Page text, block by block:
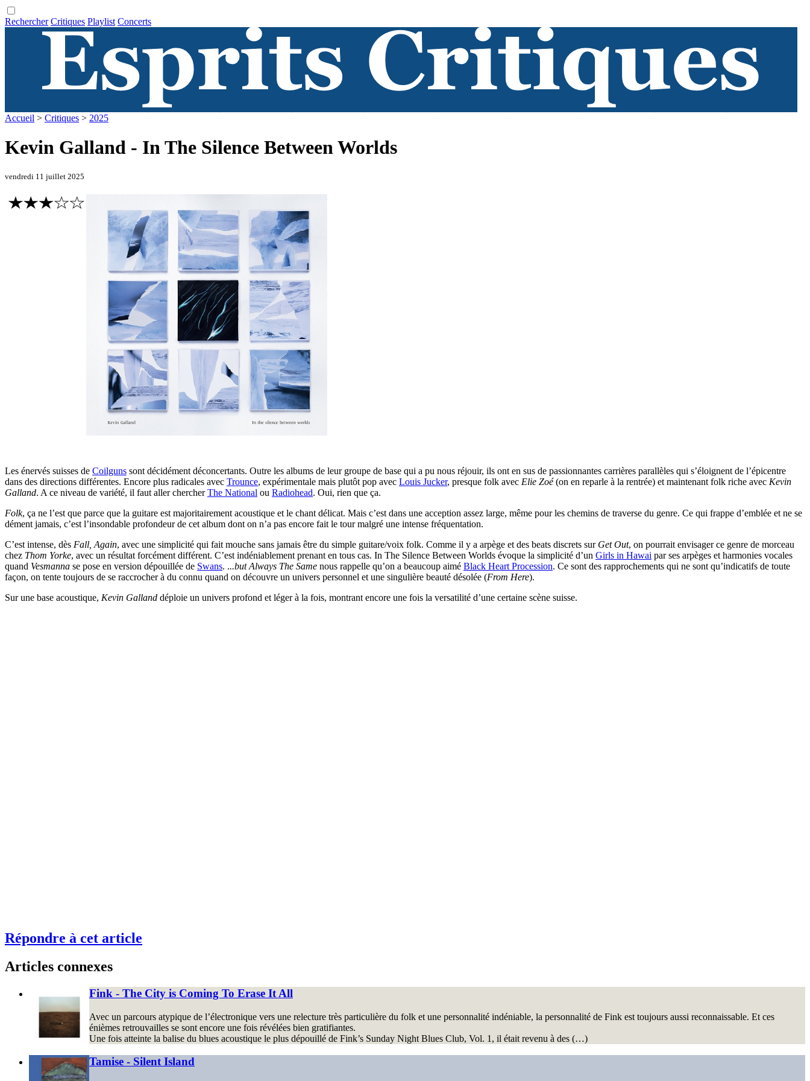
Rechercher Critiques Playlist Concerts
Accueil > Critiques > 2025
Kevin Galland - In The Silence Between Worlds
vendredi 11 juillet 2025
Les énervés suisses de Coilguns sont décidément déconcertants. Outre les albums de leur groupe de base qui a pu nous réjouir, ils ont en sus de passionnantes carrières parallèles qui s’éloignent de l’épicentre
dans des directions différentes. Encore plus radicales avec Trounce, expérimentale mais plutôt pop avec Louis Jucker, presque folk avec Elie Zoé(on en reparle à la rentrée) et maintenant folk riche avec Kevin
Galland. A ce niveau de variété, il faut aller chercherThe National ou Radiohead. Oui, rien que ça.
Folk, ça ne l’est que parce que la guitare est majoritairement acoustique et le chant délicat. Mais c’est dans une acception assez large, même pour les chemins de traverse du genre. Ce qui frappe d’emblée et ne se
dément jamais, c’est l’insondable profondeur de cet album dont on n’a pas encore fait le tour malgré une intense fréquentation.
C’est intense, dès Fall, Again, avec une simplicité qui fait mouche sans jamais être du simple guitare/voix folk. Comme il y a arpège et des beats discrets sur Get Out, on pourrait envisager ce genre de morceau
chez Thom Yorke, avec un résultat forcément différent. C’est indéniablement prenant en tous cas. In The Silence Between Worlds évoque la simplicité d’un Girls in Hawai par ses arpèges et harmonies vocales
quand Vesmanna se pose en version dépouillée de Swans. ...but Always The Same nous rappelle qu’on a beaucoup aimé Black Heart Procession. Ce sont des rapprochements qui ne sont qu’indicatifs de toute
façon, on tente toujours de se raccrocher à du connu quand on découvre un univers personnel et une singulière beauté désolée (From Here).
Sur une base acoustique, Kevin Galland déploie un univers profond et léger à la fois, montrant encore une fois la versatilité d’une certaine scène suisse.
Répondre à cet article
Articles connexes
Fink - The City is Coming To Erase It All
Avec un parcours atypique de l’électronique vers une relecture très particulière du folk et une personnalité indéniable, la personnalité de Fink est toujours aussi reconnaissable. Et ces
énièmes retrouvailles se sont encore une fois révélées bien gratifiantes.
Une fois atteinte la balise du blues acoustique le plus dépouillé de Fink’s Sunday Night Blues Club, Vol. 1, il était revenu à des (…)
Tamise - Silent Island